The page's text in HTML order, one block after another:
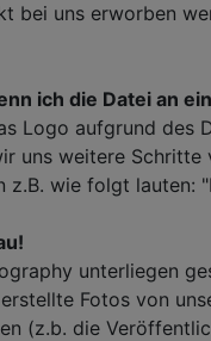
bei uns erworben
ich die Datei an
Logo aufgrund des
uns weitere
z.B. wie folgt lauten:
unterliegen
Fotos von
(z.b. die